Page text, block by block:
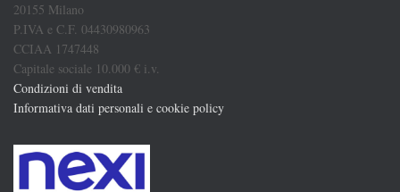
20155 Milano
P.IVA e C.F. 04430980963
CCIAA 1747448
Capitale sociale 10.000 € i.v.
Condizioni di vendita
Informativa dati personali e cookie policy